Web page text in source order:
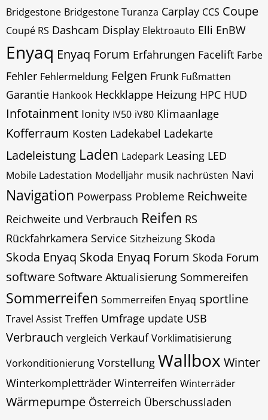
Bridgestone Bridgestone Turanza Carplay CCS Coupe
Coupé RS Dashcam Display Elektroauto Elli EnBW
Enyaq Enyaq Forum Erfahrungen Facelift Farbe
Fehler Fehlermeldung Felgen Frunk Fußmatten
Garantie Hankook Heckklappe Heizung HPC HUD
Infotainment Ionity IV50 iV80 Klimaanlage
Kofferraum Kosten Ladekabel Ladekarte
Ladeleistung Laden Ladepark Leasing LED
Mobile Ladestation Modelljahr musik nachrüsten Navi
Navigation Powerpass Probleme Reichweite
Reichweite und Verbrauch Reifen RS
Rückfahrkamera Service Sitzheizung Skoda
Skoda Enyaq Skoda Enyaq Forum Skoda Forum
software Software Aktualisierung Sommereifen
Sommerreifen Sommerreifen Enyaq sportline
Travel Assist Treffen Umfrage update USB
Verbrauch vergleich Verkauf Vorklimatisierung
Vorkonditionierung Vorstellung Wallbox Winter
Winterkompletträder Winterreifen Winterräder
Wärmepumpe Österreich Überschussladen